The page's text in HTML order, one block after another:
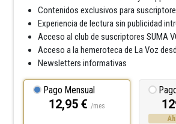
Contenidos exclusivos para
Experiencia de lectura sin publicidad
Acceso al club de suscriptores SUMA
Acceso a la hemeroteca de La Voz
Newsletters informativas
Pago Mensual
12,95 € /mes